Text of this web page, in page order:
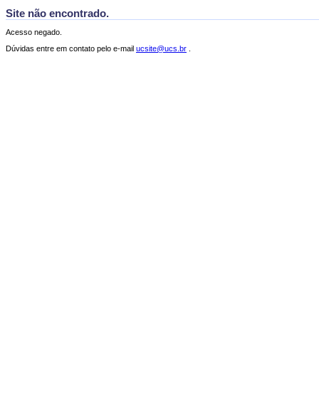
Site não encontrado.
Acesso negado.
Dúvidas entre em contato pelo e-mail ucsite@ucs.br